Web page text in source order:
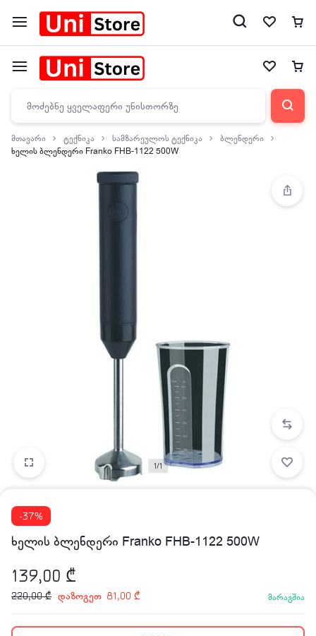
მთავარი ტექნიკა სამზარეულოს ტექნიკა
ბლენდერი
ხელის ბლენდერი Franko FHB-1122 500W
1/1
-37%
ხელის ბლენდერი Franko FHB-1122 500W
139,00 ₾
220,00₾ დაზოგეთ 81,00 ₾ მარაგშია